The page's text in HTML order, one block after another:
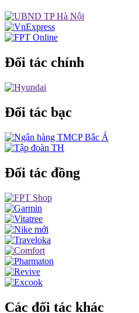
Đối tác chính
Đối tác bạc
Đối tác đồng
Các đối tác khác